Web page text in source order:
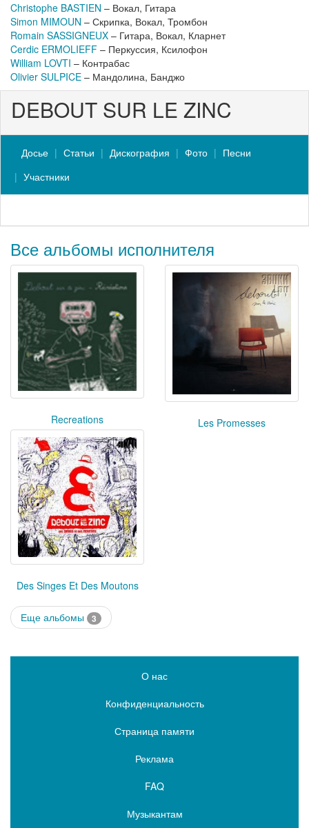
Christophe BASTIEN – Вокал, Гитара
Simon MIMOUN – Скрипка, Вокал, Тромбон
Romain SASSIGNEUX – Гитара, Вокал, Кларнет
Cerdic ERMOLIEFF – Перкуссия, Ксилофон
William LOVTI – Контрабас
Olivier SULPICE – Мандолина, Банджо
DEBOUT SUR LE ZINC
Досье Статьи Дискография Фото
Песни
Участники
Все альбомы исполнителя
Recreations Les Promesses
Des Singes Et Des Moutons
Еще альбомы 3
О нас
Конфиденциальность
Страница памяти
Реклама
FAQ
Музыкантам